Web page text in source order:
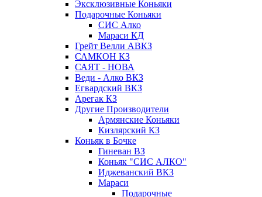
Эксклюзивные Коньяки
Подарочные Коньяки
СИС Алко
Мараси КД
Грейт Велли АВКЗ
САМКОН КЗ
САЯТ - НОВА
Веди - Алко ВКЗ
Егвардский ВКЗ
Арегак КЗ
Другие Производители
Армянские Коньяки
Кизлярский КЗ
Коньяк в Бочке
Гиневан ВЗ
Коньяк "СИС АЛКО"
Иджеванский ВКЗ
Мараси
Подарочные